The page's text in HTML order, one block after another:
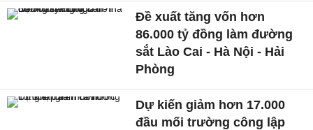
Đề xuất tăng vốn hơn
86.000 tỷ đồng làm đường
sắt Lào Cai - Hà Nội - Hải
Phòng
Dự kiến giảm hơn 17.000
đầu mối trường công lập